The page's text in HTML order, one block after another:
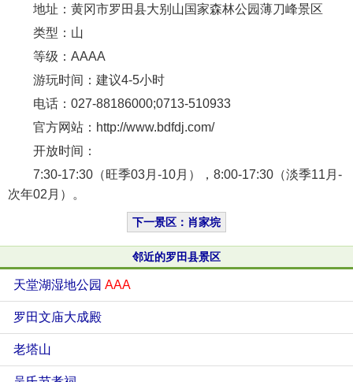
地址：黄冈市罗田县大别山国家森林公园薄刀峰景区
类型：山
等级：AAAA
游玩时间：建议4-5小时
电话：027-88186000;0713-510933
官方网站：http://www.bdfdj.com/
开放时间：
7:30-17:30（旺季03月-10月），8:00-17:30（淡季11月-
次年02月）。
下一景区：肖家垸
邻近的罗田县景区
天堂湖湿地公园 AAA
罗田文庙大成殿
老塔山